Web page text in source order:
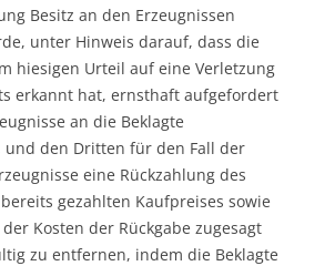
Besitz an den Erzeugnissen
unter Hinweis darauf, dass die
hiesigen Urteil auf eine Verletzung
erkannt hat, ernsthaft aufgefordert
an die Beklagte
und den Dritten für den Fall der
eine Rückzahlung des
gezahlten Kaufpreises sowie
Kosten der Rückgabe zugesagt
zu entfernen, indem die Beklagte